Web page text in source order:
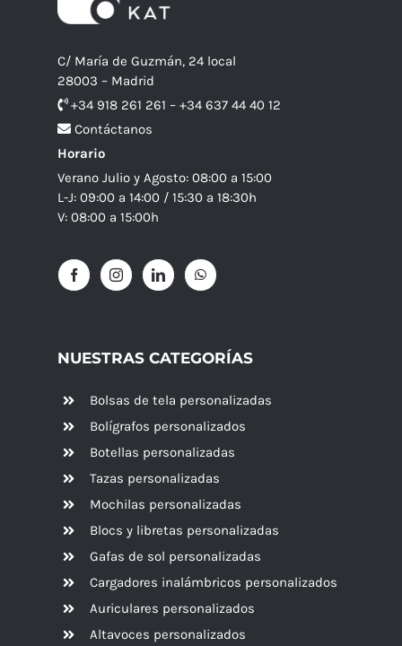
C/ María de Guzmán, 24 local
28003 – Madrid
+34 918 261 261 – +34 637 44 40 12
Contáctanos
Horario
Verano Julio y Agosto: 08:00 a 15:00
L-J: 09:00 a 14:00 / 15:30 a 18:30h
V: 08:00 a 15:00h
NUESTRAS CATEGORÍAS
Bolsas de tela personalizadas
Bolígrafos personalizados
Botellas personalizadas
Tazas personalizadas
Mochilas personalizadas
Blocs y libretas personalizadas
Gafas de sol personalizadas
Cargadores inalámbricos personalizados
Auriculares personalizados
Altavoces personalizados